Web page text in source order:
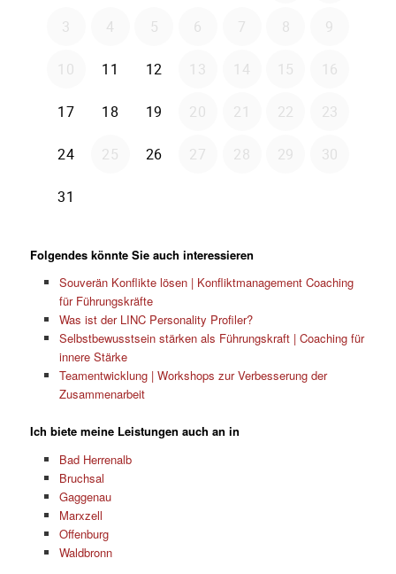
Folgendes könnte Sie auch interessieren
Souverän Konflikte lösen | Konfliktmanagement Coaching
für Führungskräfte
Was ist der LINC Personality Profiler?
Selbstbewusstsein stärken als Führungskraft | Coaching für
innere Stärke
Teamentwicklung | Workshops zur Verbesserung der
Zusammenarbeit
Ich biete meine Leistungen auch an in
Bad Herrenalb
Bruchsal
Gaggenau
Marxzell
Offenburg
Waldbronn